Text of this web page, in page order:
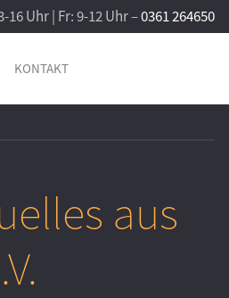
16 Uhr | Fr: 9-12 Uhr –0361 264650
KONTAKT
aus